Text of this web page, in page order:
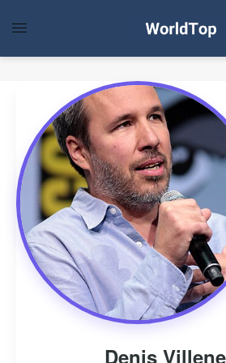
Denis